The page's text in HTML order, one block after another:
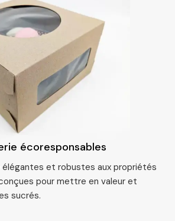
écoresponsables
et robustes aux propriétés
pour mettre en valeur et
sucrés.